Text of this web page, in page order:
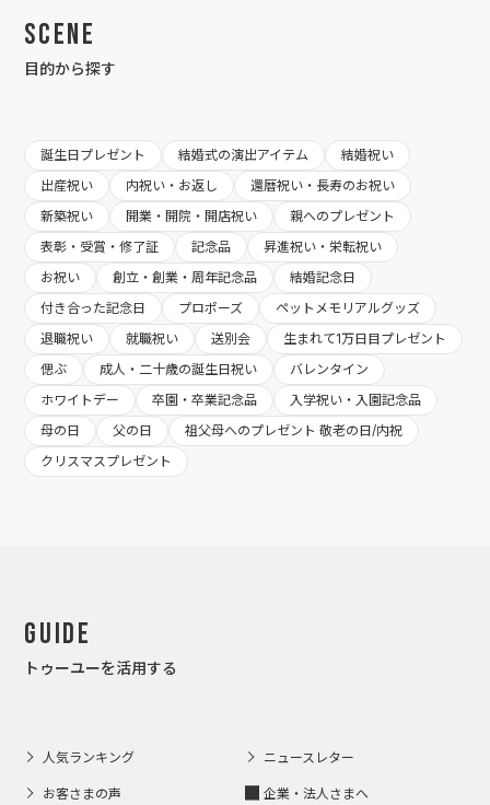
Scene
目的から探す
誕生日プレゼント 結婚式の演出アイテム
結婚祝い
出産祝い
内祝い・お返し
還暦祝い・長寿のお祝い
新築祝い
開業・開院・開店祝い
親へのプレゼント
表彰・受賞・修了証
記念品
昇進祝い・栄転祝い
お祝い
創立・創業・周年記念品
結婚記念日
付き合った記念日
プロポーズ
ペットメモリアルグッズ
退職祝い
就職祝い 送別会
生まれて1万日目プレゼント
偲ぶ
成人・二十歳の誕生日祝い
バレンタイン
ホワイトデー
卒園・卒業記念品
入学祝い・入園記念品
母の日
父の日
祖父母へのプレゼント 敬老の日/内祝
クリスマスプレゼント
Guide
トゥーユーを活用する
人気ランキング ニュースレター
お客さまの声 企業・法人さまへ